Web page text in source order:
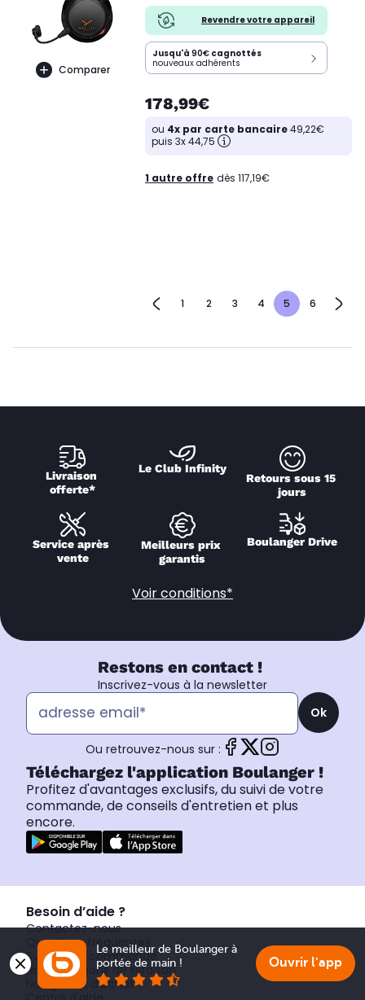
Comparer
Revendre votre appareil
Jusqu'à 90€ cagnottés
nouveaux adhérents
178,99€
ou 4x par carte bancaire49,22€
puis 3x 44,75
1 autre offre dès 117,19€
1 2 3 4 5 6
Livraison
offerte*
Le Club Infinity
Retours sous 15
jours
Service après
vente
Meilleurs prix
garantis
Boulanger Drive
Voir conditions*
Restons en contact !
Inscrivez-vous à la newsletter
Ok
Ou retrouvez-nous sur :
Téléchargez l'application Boulanger !
Profitez d'avantages exclusifs, du suivi de votre
commande, de conseils d'entretien et plus
encore.
Besoin d’aide ?
Contactez-nous
Questions fréquentes
Suivre une commande
Nos conditions de livraison
Nos guides d'achat
Le meilleur de Boulanger à
portée de main !
Ouvrir l'app